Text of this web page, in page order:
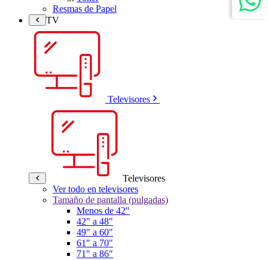
Resmas de Papel
TV
Televisores
Televisores
Ver todo en televisores
Tamaño de pantalla (pulgadas)
Menos de 42"
42" a 48"
49" a 60"
61" a 70"
71" a 86"